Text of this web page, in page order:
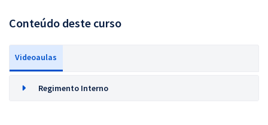
Conteúdo deste curso
Videoaulas
Regimento Interno